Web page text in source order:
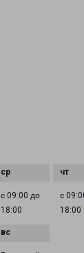
с 09:00 до
18:00
с
18:00